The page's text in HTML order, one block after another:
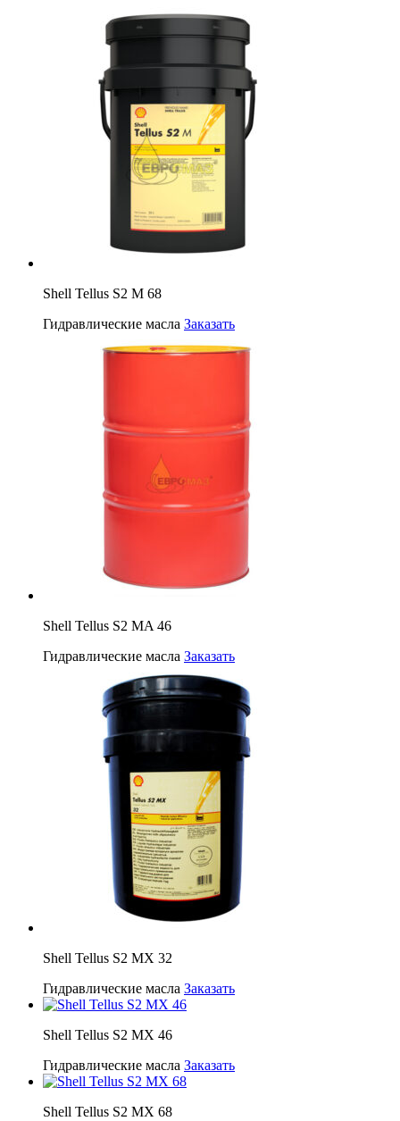
Shell Tellus S2 M 68
Гидравлические масла Заказать
Shell Tellus S2 MA 46
Гидравлические масла Заказать
Shell Tellus S2 MX 32
Гидравлические масла Заказать
Shell Tellus S2 MX 46
Гидравлические масла Заказать
Shell Tellus S2 MX 68